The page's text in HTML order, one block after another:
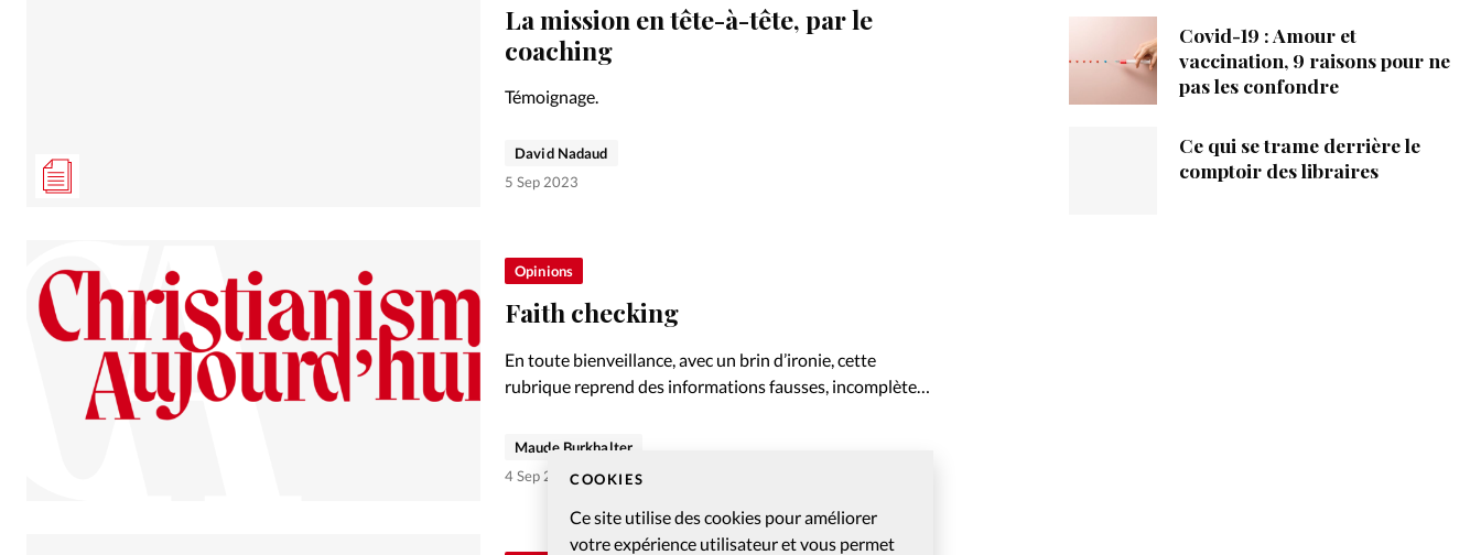
COOKIES
Ce site utilise des cookies pour améliorer
votre expérience utilisateur et vous permet
La mission en tête-à-tête, par le
coaching
Témoignage.
David Nadaud
5 Sep 2023
Opinions
Faith checking
En toute bienveillance, avec un brin d’ironie, cette
rubrique reprend des informations fausses, incomplètes
Maude Burkhalter
4 Sep 2023
Covid-19 : Amour et
vaccination, 9 raisons pour ne
pas les confondre
Ce qui se trame derrière le
comptoir des libraires